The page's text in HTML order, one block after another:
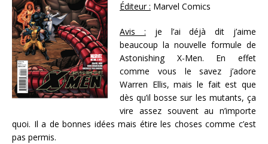
Éditeur : Marvel Comics
Avis : je l’ai déjà dit j’aime
beaucoup la nouvelle formule de
Astonishing X-Men. En effet
comme vous le savez j’adore
Warren Ellis, mais le fait est que
dès qu’il bosse sur les mutants, ça
vire assez souvent au n’importe
quoi. Il a de bonnes idées mais étire les choses comme c’est
pas permis.